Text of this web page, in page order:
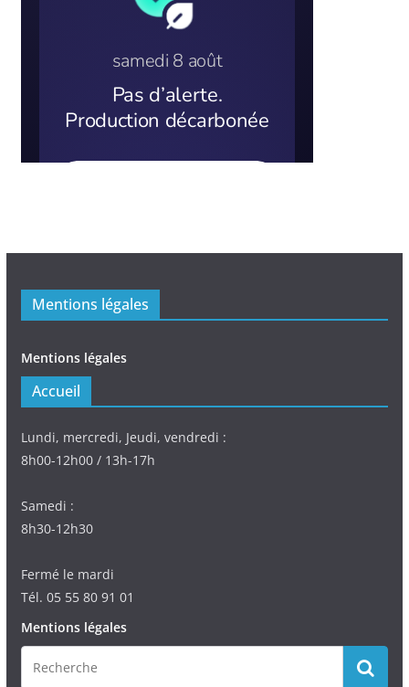
Mentions légales
Mentions légales
Accueil
Lundi, mercredi, Jeudi, vendredi :
8h00-12h00 / 13h-17h
Samedi :
8h30-12h30
Fermé le mardi
Tél. 05 55 80 91 01
Mentions légales